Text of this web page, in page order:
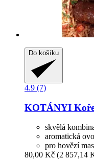
Do košíku
4.9 (7)
KOTÁNYI
skvělá
aromatická
pro hovězí
80,00 Kč (2 857,14